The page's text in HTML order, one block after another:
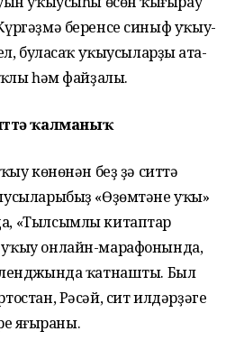
беренсе синыф уҡыу­
буласаҡ уҡыусыларҙың ата-
һәм файҙалы.
ҡалманыҡ
көнөнән беҙ ҙә ситтә
«Өҙөмтәне уҡы»
«Тылсымлы китаптар
онлайн-марафонында,
ҡатнашты. Был
Рәсәй, сит илдәрҙәге
яңғыраны.